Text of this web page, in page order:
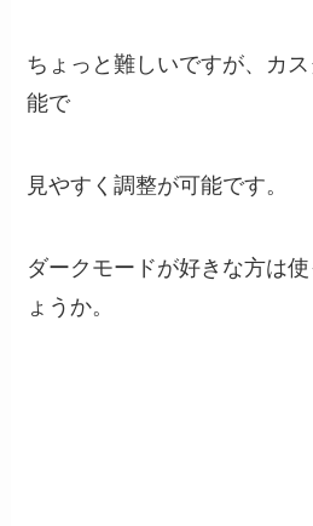
ちょっと難しいですが、カ
能で
見やすく調整が可能です。
ダークモードが好きな方は
ょうか。